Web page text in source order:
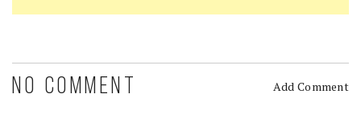
NO COMMENT Add Comment